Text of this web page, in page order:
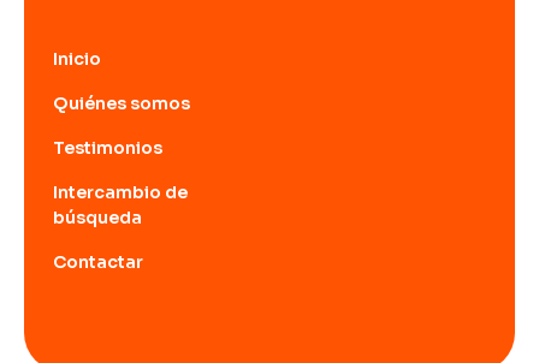
Inicio
Quiénes somos
Testimonios
Intercambio de
búsqueda
Contactar